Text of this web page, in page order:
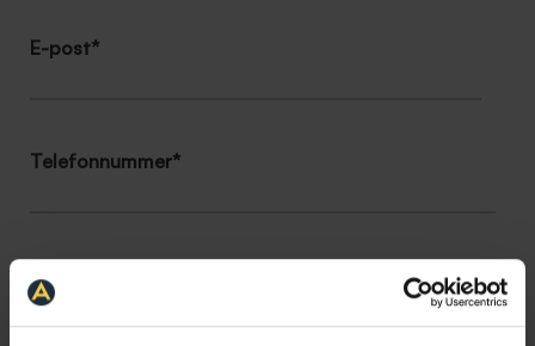
E-post*
Telefonnummer*
Vad gäller ditt ärende?